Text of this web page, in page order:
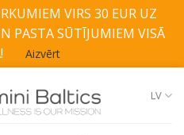
VIRS 30 EUR UZ
PASTA SŪTĪJUMIEM VISĀ
Aizvērt
LV